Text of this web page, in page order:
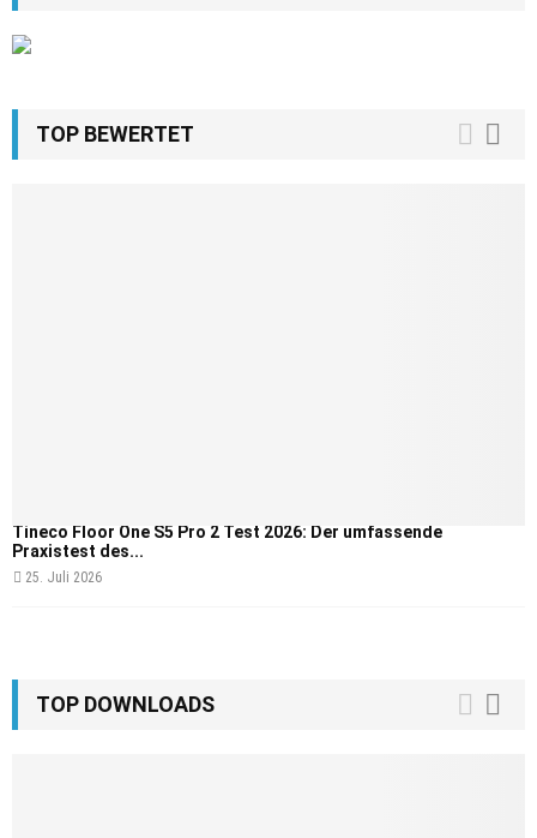
TOP BEWERTET
Tineco Floor One S5 Pro 2 Test 2026: Der umfassende
Praxistest des...
25. Juli 2026
TOP DOWNLOADS